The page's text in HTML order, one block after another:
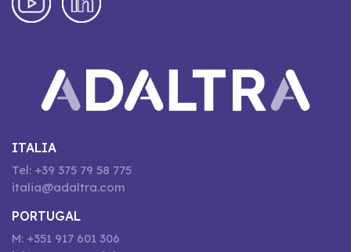
ITALIA
Tel: +39 375 79 58 775
italia@adaltra.com
PORTUGAL
M: +351 917 601 306